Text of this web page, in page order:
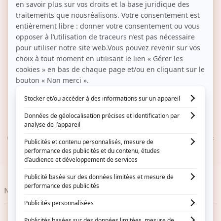
14 JOURS POUR CHANGER D’AVIS
Vous hésitez ? Vous décidez.
UN PROGRAMME DE FIDÉLITÉ
SERVICE CLIENT RÉACTIF
Contactez-nous au 01 59 13 46 37 (Lun- Ven 9h – 18h / Sa :
9h – 13h)
Nos catégories